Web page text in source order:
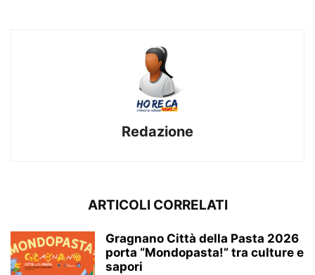
Redazione
ARTICOLI CORRELATI
Gragnano Città della Pasta 2026
porta “Mondopasta!” tra culture e
sapori